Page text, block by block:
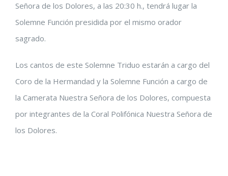
Señora de los Dolores, a las 20:30 h., tendrá lugar la
Solemne Función presidida por el mismo orador
sagrado.
Los cantos de este Solemne Triduo estarán a cargo del
Coro de la Hermandad y la Solemne Función a cargo de
la Camerata Nuestra Señora de los Dolores, compuesta
por integrantes de la Coral Polifónica Nuestra Señora de
los Dolores.